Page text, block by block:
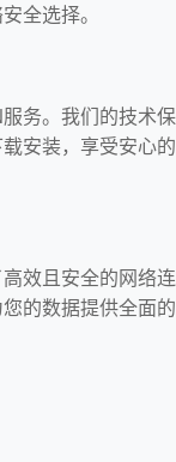
全选择。
务。我们的技术保
安装，享受安心的
效且安全的网络连
的数据提供全面的